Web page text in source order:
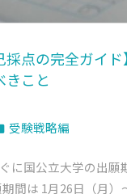
採点の完全ガイ
きこと
受験戦略編
に国公立大学の出願
間は 1月26日（月）